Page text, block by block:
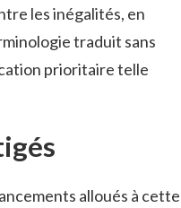
les inégalités, en
traduit sans
prioritaire telle
alloués à cette